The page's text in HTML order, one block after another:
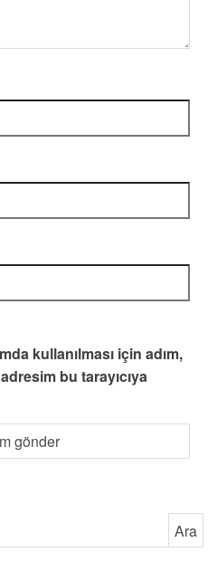
kullanılması için adım,
bu tarayıcıya